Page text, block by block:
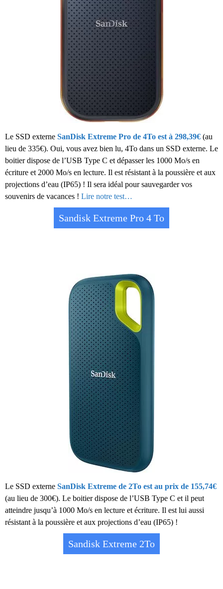
Le SSD externe SanDisk Extreme Pro de 4To est à 298,39€ (au
lieu de 335€). Oui, vous avez bien lu, 4To dans un SSD externe. Le
boitier dispose de l’USB Type C et dépasser les 1000 Mo/s en
écriture et 2000 Mo/s en lecture. Il est résistant à la poussière et aux
projections d’eau (IP65) ! Il sera idéal pour sauvegarder vos
souvenirs de vacances ! Lire notre test…
Sandisk Extreme Pro 4 To
Le SSD externe SanDisk Extreme de 2To est au prix de 155,74€
(au lieu de 300€). Le boitier dispose de l’USB Type C et il peut
atteindre jusqu’à 1000 Mo/s en lecture et écriture. Il est lui aussi
résistant à la poussière et aux projections d’eau (IP65) !
Sandisk Extreme 2To